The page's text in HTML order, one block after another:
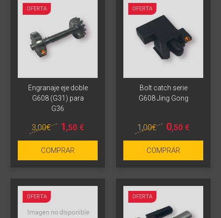
OFERTA
Engranaje eje doble
G608 (G31) para
G36
3,00€ 1 ,50 €
COMPRAR
OFERTA
Bolt catch serie
G608 Jing Gong
1 ,00€ 0,50 €
COMPRAR
OFERTA OFERTA